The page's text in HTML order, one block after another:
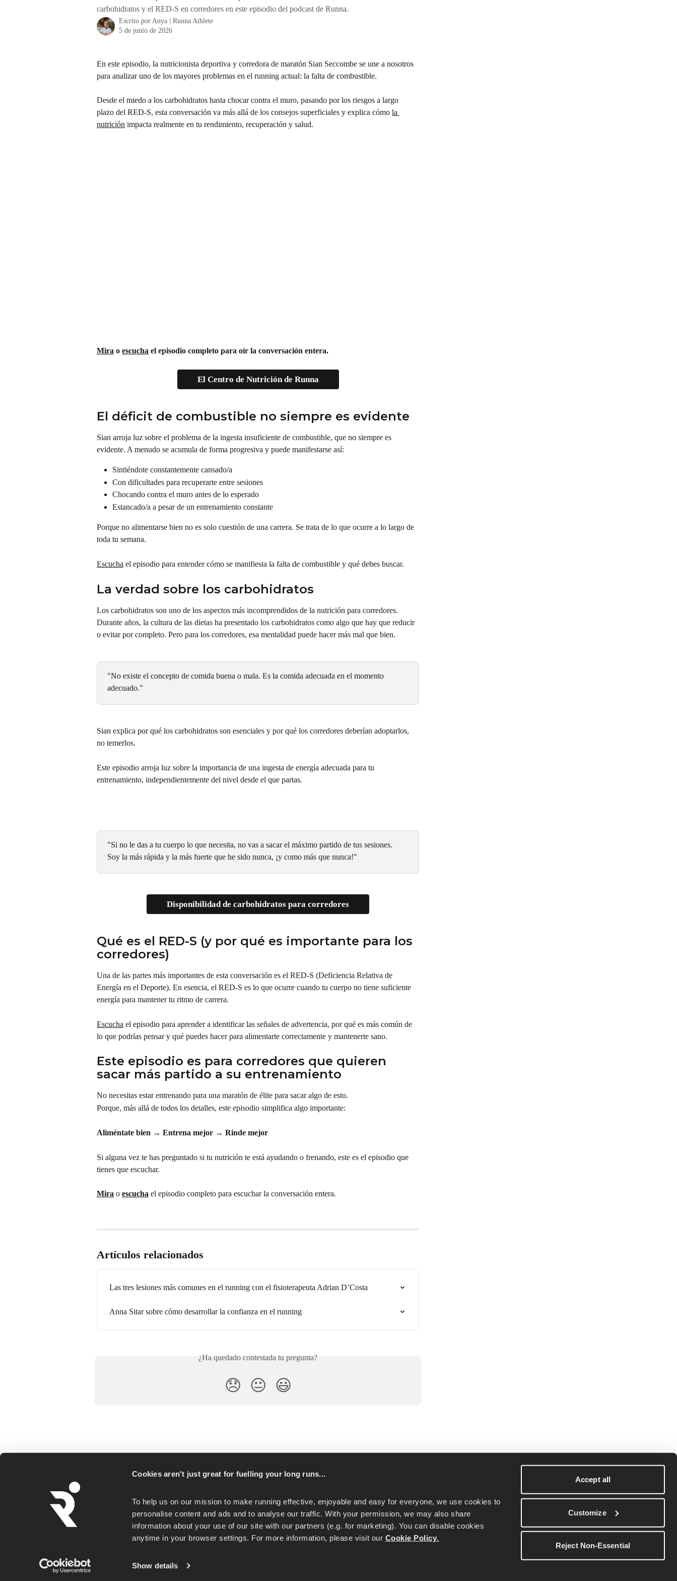
Cookies aren't just great for fuelling your long runs...
To help us on our mission to make running effective, enjoyable and easy for everyone, we use cookies to
personalise content and ads and to analyse our traffic. With your permission, we may also share
information about your use of our site with our partners (e.g. for marketing). You can disable cookies
anytime in your browser settings. For more information, please visit our Cookie Policy.
Show details
Accept all
Customize
Reject Non-Essential
carbohidratos y el RED-S en corredores en este episodio del podcast de Runna.
Escrito por Anya | Runna Athlete
5 de junio de 2026
En este episodio, la nutricionista deportiva y corredora de maratón Sian Seccombe se une a nosotros
para analizar uno de los mayores problemas en el running actual: la falta de combustible.
Desde el miedo a los carbohidratos hasta chocar contra el muro, pasando por los riesgos a largo
plazo del RED-S, esta conversación va más allá de los consejos superficiales y explica cómo la
nutrición impacta realmente en tu rendimiento, recuperación y salud.
Mira o escucha el episodio completo para oír la conversación entera.
El Centro de Nutrición de Runna
El déficit de combustible no siempre es evidente
Sian arroja luz sobre el problema de la ingesta insuficiente de combustible, que no siempre es
evidente. A menudo se acumula de forma progresiva y puede manifestarse así:
Sintiéndote constantemente cansado/a
Con dificultades para recuperarte entre sesiones
Chocando contra el muro antes de lo esperado
Estancado/a a pesar de un entrenamiento constante
Porque no alimentarse bien no es solo cuestión de una carrera. Se trata de lo que ocurre a lo largo de
toda tu semana.
Escucha el episodio para entender cómo se manifiesta la falta de combustible y qué debes buscar.
La verdad sobre los carbohidratos
Los carbohidratos son uno de los aspectos más incomprendidos de la nutrición para corredores.
Durante años, la cultura de las dietas ha presentado los carbohidratos como algo que hay que reducir
o evitar por completo. Pero para los corredores, esa mentalidad puede hacer más mal que bien.
"No existe el concepto de comida buena o mala. Es la comida adecuada en el momento
adecuado."
Sian explica por qué los carbohidratos son esenciales y por qué los corredores deberían adoptarlos,
no temerlos.
Este episodio arroja luz sobre la importancia de una ingesta de energía adecuada para tu
entrenamiento, independientemente del nivel desde el que partas.
"Si no le das a tu cuerpo lo que necesita, no vas a sacar el máximo partido de tus sesiones.
Soy la más rápida y la más fuerte que he sido nunca, ¡y como más que nunca!"
Disponibilidad de carbohidratos para corredores
Qué es el RED-S (y por qué es importante para los
corredores)
Una de las partes más importantes de esta conversación es el RED-S (Deficiencia Relativa de
Energía en el Deporte). En esencia, el RED-S es lo que ocurre cuando tu cuerpo no tiene suficiente
energía para mantener tu ritmo de carrera.
Escucha el episodio para aprender a identificar las señales de advertencia, por qué es más común de
lo que podrías pensar y qué puedes hacer para alimentarte correctamente y mantenerte sano.
Este episodio es para corredores que quieren
sacar más partido a su entrenamiento
No necesitas estar entrenando para una maratón de élite para sacar algo de esto.
Porque, más allá de todos los detalles, este episodio simplifica algo importante:
Aliméntate bien → Entrena mejor → Rinde mejor
Si alguna vez te has preguntado si tu nutrición te está ayudando o frenando, este es el episodio que
tienes que escuchar.
Mira o escucha el episodio completo para escuchar la conversación entera.
Artículos relacionados
Las tres lesiones más comunes en el running con el fisioterapeuta Adrian D’Costa
Anna Sitar sobre cómo desarrollar la confianza en el running
¿Ha quedado contestada tu pregunta?
😞 😐 😃
for everyday runners, whether you goal is a
first 5K or a faster marathon.